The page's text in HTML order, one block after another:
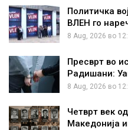
Политичка
ВЛЕН го
8 Aug, 2026 во
Пресврт во
Радишани:
8 Aug, 2026 во
Четврт век
Македонија